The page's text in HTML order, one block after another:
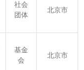
社会
团体
北京市
基金
会
北京市